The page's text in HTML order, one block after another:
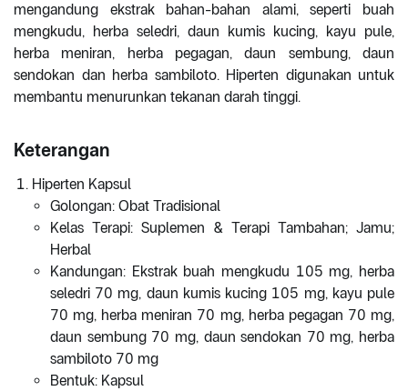
mengandung ekstrak bahan-bahan alami, seperti buah
mengkudu, herba seledri, daun kumis kucing, kayu pule,
herba meniran, herba pegagan, daun sembung, daun
sendokan dan herba sambiloto. Hiperten digunakan untuk
membantu menurunkan tekanan darah tinggi.
Keterangan
Hiperten Kapsul
Golongan: Obat Tradisional
Kelas Terapi: Suplemen & Terapi Tambahan; Jamu;
Herbal
Kandungan: Ekstrak buah mengkudu 105 mg, herba
seledri 70 mg, daun kumis kucing 105 mg, kayu pule
70 mg, herba meniran 70 mg, herba pegagan 70 mg,
daun sembung 70 mg, daun sendokan 70 mg, herba
sambiloto 70 mg
Bentuk: Kapsul